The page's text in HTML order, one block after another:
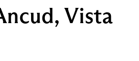
Vista